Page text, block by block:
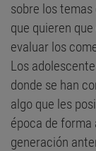
sobre los
que quieren
evaluar los
Los
donde se han
algo que les
época de forma
generación